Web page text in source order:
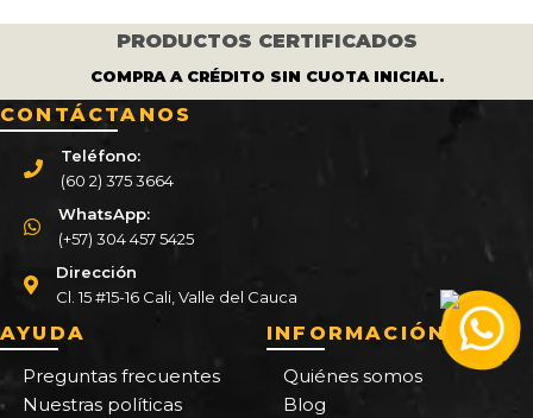
PRODUCTOS CERTIFICADOS
COMPRA A CRÉDITO SIN CUOTA INICIAL.
CONTÁCTANOS
Teléfono:
(60 2) 375 3664
WhatsApp:
(+57) 304 457 5425
Dirección
Cl. 15 #15-16 Cali, Valle del Cauca
AYUDA
Preguntas frecuentes
Nuestras políticas
INFORMACIÓN
Quiénes somos
Blog